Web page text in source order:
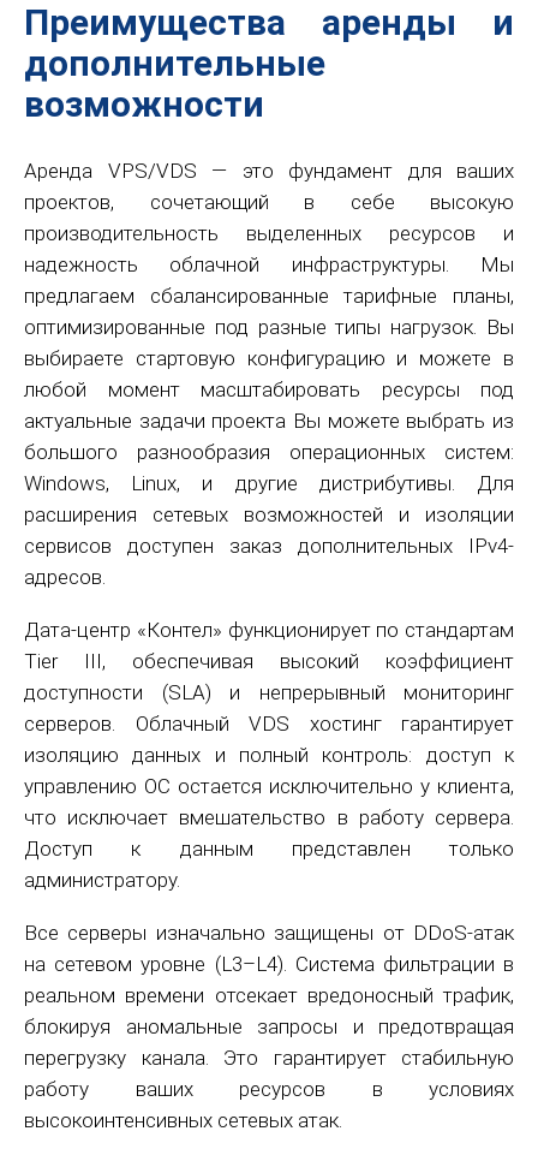
Преимущества аренды и
дополнительные
возможности
Аренда VPS/VDS — это фундамент для ваших
проектов, сочетающий в себе высокую
производительность выделенных ресурсов и
надежность облачной инфраструктуры. Мы
предлагаем сбалансированные тарифные планы,
оптимизированные под разные типы нагрузок. Вы
выбираете стартовую конфигурацию и можете в
любой момент масштабировать ресурсы под
актуальные задачи проекта Вы можете выбрать из
большого разнообразия операционных систем:
Windows, Linux, и другие дистрибутивы. Для
расширения сетевых возможностей и изоляции
сервисов доступен заказ дополнительных IPv4-
адресов.
Дата-центр «Контел» функционирует по стандартам
Tier III, обеспечивая высокий коэффициент
доступности (SLA) и непрерывный мониторинг
серверов. Облачный VDS хостинг гарантирует
изоляцию данных и полный контроль: доступ к
управлению ОС остается исключительно у клиента,
что исключает вмешательство в работу сервера.
Доступ к данным представлен только
администратору.
Все серверы изначально защищены от DDoS‑атак
на сетевом уровне (L3–L4). Система фильтрации в
реальном времени отсекает вредоносный трафик,
блокируя аномальные запросы и предотвращая
перегрузку канала. Это гарантирует стабильную
работу ваших ресурсов в условиях
высокоинтенсивных сетевых атак.